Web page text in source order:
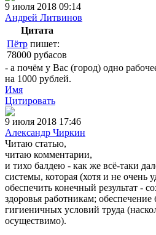
9 июля 2018 09:14
Андрей Литвинов
Цитата
Пётр пишет:
78000 рубасов
- а почём у Вас (город) одно
на 1000 рублей.
Имя
Цитировать
9 июля 2018 17:46
Александр Чиркин
Читаю статью,
читаю комментарии,
и тихо балдею - как же всё-таки
системы, которая (хотя и не очень
обеспечить конечный результат -
здоровья работникам; обеспечение
гигиеничных условий труда
осуществимо).